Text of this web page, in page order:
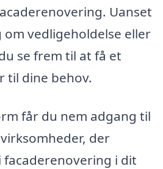
Uanset
vedligeholdelse eller
se frem til at få et
til dine behov.
får du nem adgang til
der
facaderenovering i dit